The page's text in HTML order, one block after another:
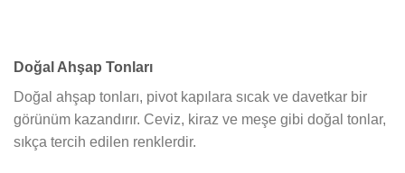
Doğal Ahşap Tonları
Doğal ahşap tonları, pivot kapılara sıcak ve davetkar bir
görünüm kazandırır. Ceviz, kiraz ve meşe gibi doğal tonlar,
sıkça tercih edilen renklerdir.